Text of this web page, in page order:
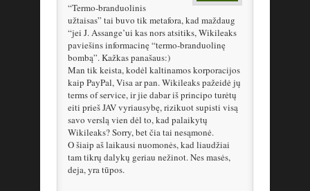
“Termo-branduolinis
užtaisas” tai buvo tik metafora, kad maždaug
“jei J. Assange’ui kas nors atsitiks, Wikileaks
paviešins informacinę “termo-branduolinę
bombą”. Kažkas panašaus:)
Man tik keista, kodėl kaltinamos korporacijos
kaip PayPal, Visa ar pan. Wikileaks pažeidė jų
terms of service, ir jie dabar iš principo turėtų
eiti prieš JAV vyriausybę, rizikuot supisti visą
savo verslą vien dėl to, kad palaikytų
Wikileaks? Sorry, bet čia tai nesąmonė.
O šiaip aš laikausi nuomonės, kad liaudžiai
tam tikrų dalykų geriau nežinot. Nes masės,
deja, yra tūpos.